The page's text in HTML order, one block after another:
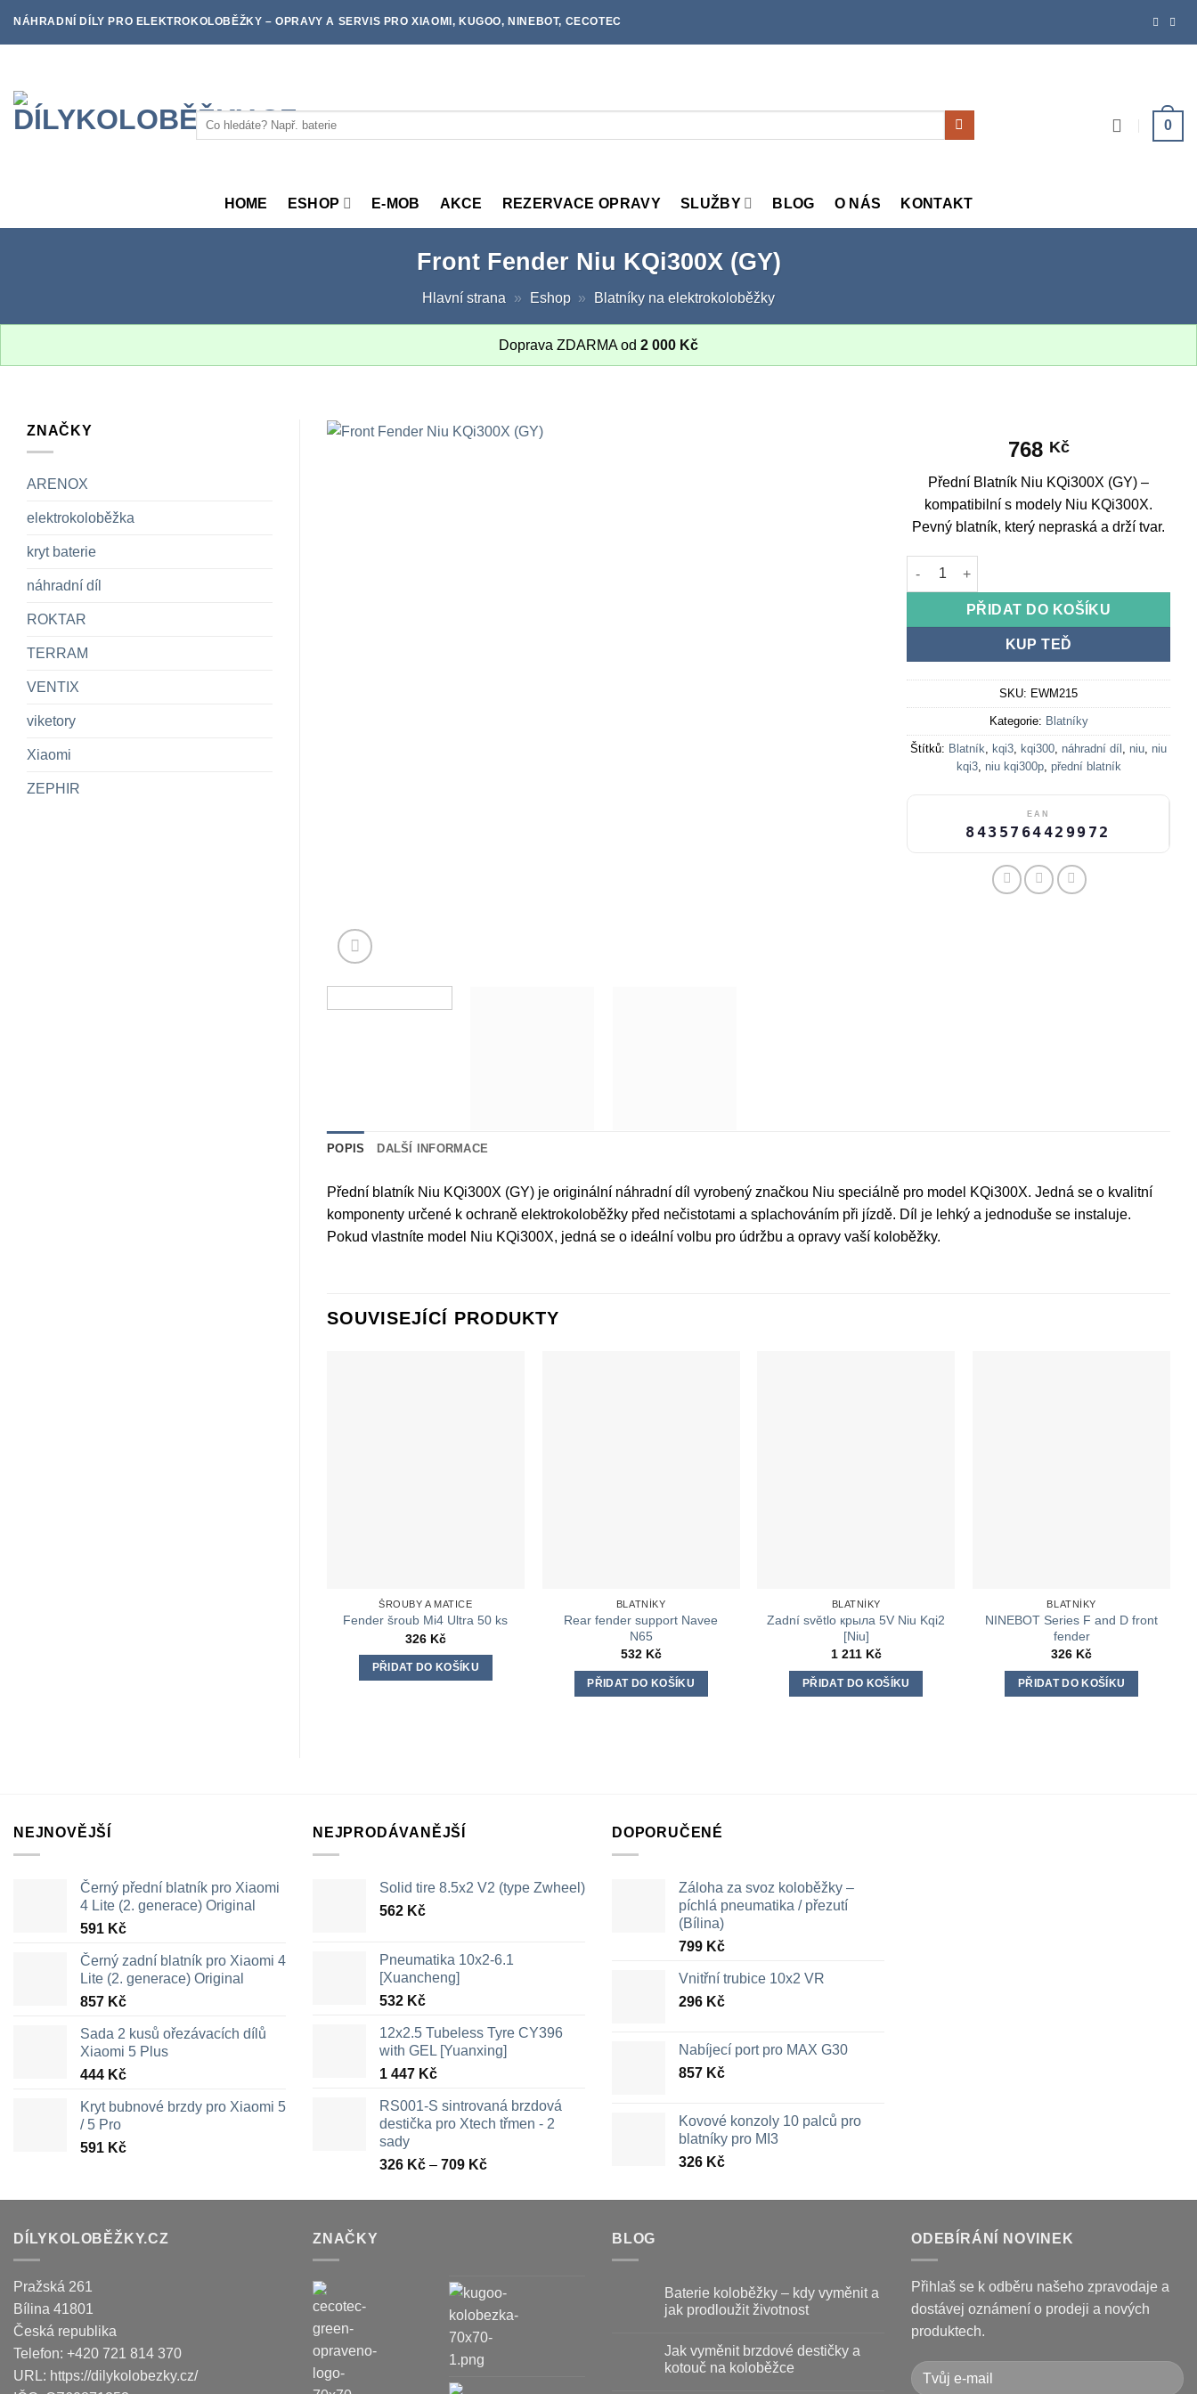
NÁHRADNÍ DÍLY PRO ELEKTROKOLOBĚŽKY – OPRAVY A SERVIS PRO XIAOMI, KUGOO, NINEBOT, CECOTEC
Hledat: 0
HOME ESHOP E-MOB AKCE REZERVACE OPRAVY SLUŽBY BLOG O NÁS KONTAKT
Front Fender Niu KQi300X (GY)
Hlavní strana » Eshop » Blatníky na elektrokoloběžky
Doprava ZDARMA od 2 000 Kč
ZNAČKY
ARENOX
elektrokoloběžka
kryt baterie
náhradní díl
ROKTAR
TERRAM
VENTIX
viketory
Xiaomi
ZEPHIR
768 Kč
Přední Blatník Niu KQi300X (GY) –
kompatibilní s modely Niu KQi300X.
Pevný blatník, který nepraská a drží tvar.
Front Fender Niu KQi300X (GY) množství
PŘIDAT DO KOŠÍKU
KUP TEĎ
SKU: EWM215
Kategorie: Blatníky
Štítků: Blatník, kqi3, kqi300, náhradní díl , niu, niu
kqi3, niu kqi300p, přední blatník
EAN
8435764429972
POPIS DALŠÍ INFORMACE
Přední blatník Niu KQi300X (GY) je originální náhradní díl vyrobený značkou Niu speciálně pro model KQi300X. Jedná se o kvalitní
komponenty určené k ochraně elektrokoloběžky před nečistotami a splachováním při jízdě. Díl je lehký a jednoduše se instaluje.
Pokud vlastníte model Niu KQi300X, jedná se o ideální volbu pro údržbu a opravy vaší koloběžky.
SOUVISEJÍCÍ PRODUKTY
ŠROUBY A MATICE
Fender šroub Mi4 Ultra 50 ks
326 Kč
PŘIDAT DO KOŠÍKU
BLATNÍKY
Rear fender support Navee
N65
532 Kč
PŘIDAT DO KOŠÍKU
BLATNÍKY
Zadní světlo крыла 5V Niu Kqi2
[Niu]
1 211 Kč
PŘIDAT DO KOŠÍKU
BLATNÍKY
NINEBOT Series F and D front
fender
326 Kč
PŘIDAT DO KOŠÍKU
NEJNOVĚJŠÍ
Černý přední blatník pro Xiaomi
4 Lite (2. generace) Original
591 Kč
Černý zadní blatník pro Xiaomi 4
Lite (2. generace) Original
857 Kč
Sada 2 kusů ořezávacích dílů
Xiaomi 5 Plus
444 Kč
Kryt bubnové brzdy pro Xiaomi 5
/ 5 Pro
591 Kč
NEJPRODÁVANĚJŠÍ
Solid tire 8.5x2 V2 (type Zwheel)
562 Kč
Pneumatika 10x2-6.1
[Xuancheng]
532 Kč
12x2.5 Tubeless Tyre CY396
with GEL [Yuanxing]
1 447 Kč
RS001-S sintrovaná brzdová
destička pro Xtech třmen - 2
sady
326 Kč – 709 KčRozpětí
326 Kč
DOPORUČENÉ
Záloha za svoz koloběžky –
píchlá pneumatika / přezutí
(Bílina)
799 Kč
Vnitřní trubice 10x2 VR
296 Kč
Nabíjecí port pro MAX G30
857 Kč
Kovové konzoly 10 palců pro
blatníky pro MI3
326 Kč
DÍLYKOLOBĚŽKY.CZ
Pražská 261
Bílina 41801
Česká republika
Telefon: +420 721 814 370
URL: https://dilykolobezky.cz/
ZNAČKY BLOG
Baterie koloběžky – kdy vyměnit a
jak prodloužit životnost
textu
s
Jak vyměnit brzdové destičky a
kotouč na koloběžce
ODEBÍRÁNÍ NOVINEK
Přihlaš se k odběru našeho zpravodaje a
dostávej oznámení o prodeji a nových
produktech.